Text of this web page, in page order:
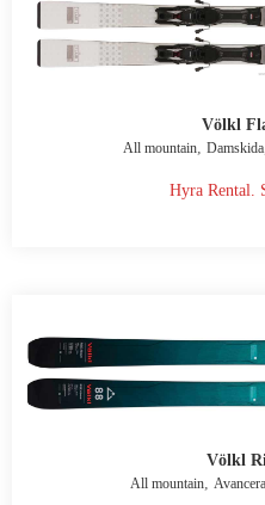
Völkl
All mountain, Damskida
Hyra Rental.
Völkl
All mountain,